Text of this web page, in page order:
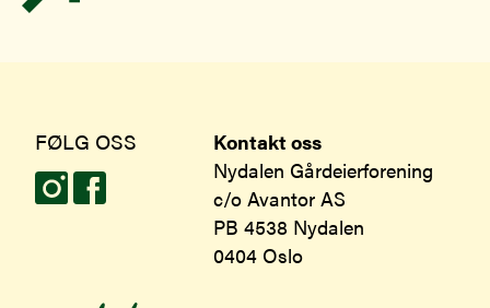
FØLG OSS
Kontakt oss
Nydalen Gårdeierforening
c/o Avantor AS
PB 4538 Nydalen
0404 Oslo